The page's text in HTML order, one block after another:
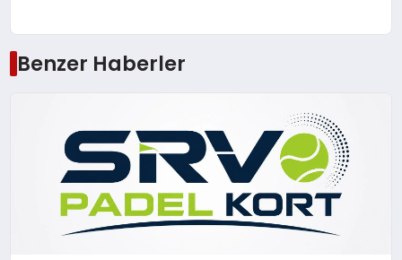
Benzer Haberler